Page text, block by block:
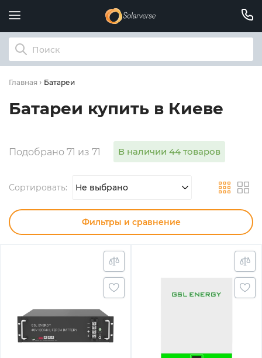
Главная Батареи
Батареи купить в Киеве
Подобрано 71 из 71 В наличии 44 товаров
Сортировать: Не выбрано
Фильтры и сравнение